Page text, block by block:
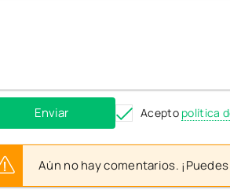
Enviar Acepto política
Aún no hay comentarios.